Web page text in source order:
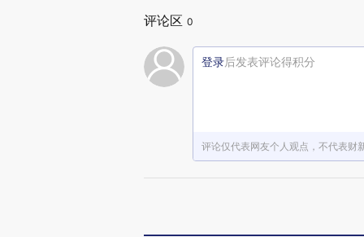
评论区 0
登录后发表评论得积分
评论仅代表网友个人观点，不代表财